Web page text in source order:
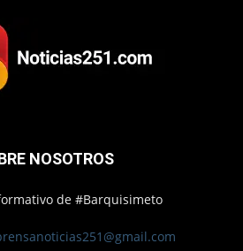
NOSOTROS
de #Barquisimeto